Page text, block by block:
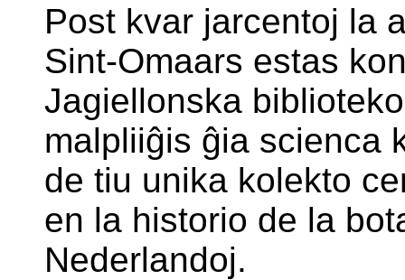
Post kvar jarcentoj la
Sint-Omaars estas
Jagiellonska
malpliiĝis ĝia scienca
de tiu unika kolekto
en la historio de la
Nederlandoj.